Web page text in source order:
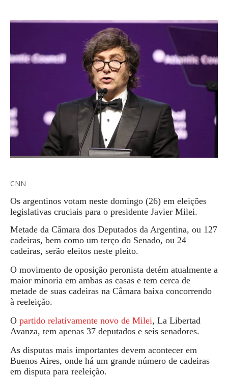
CNN
Os argentinos votam neste domingo (26) em eleições
legislativas cruciais para o presidente Javier Milei.
Metade da Câmara dos Deputados da Argentina, ou 127
cadeiras, bem como um terço do Senado, ou 24
cadeiras, serão eleitos neste pleito.
O movimento de oposição peronista detém atualmente a
maior minoria em ambas as casas e tem cerca de
metade de suas cadeiras na Câmara baixa concorrendo
à reeleição.
O partido relativamente novo de Milei, La Libertad
Avanza, tem apenas 37 deputados e seis senadores.
As disputas mais importantes devem acontecer em
Buenos Aires, onde há um grande número de cadeiras
em disputa para reeleição.